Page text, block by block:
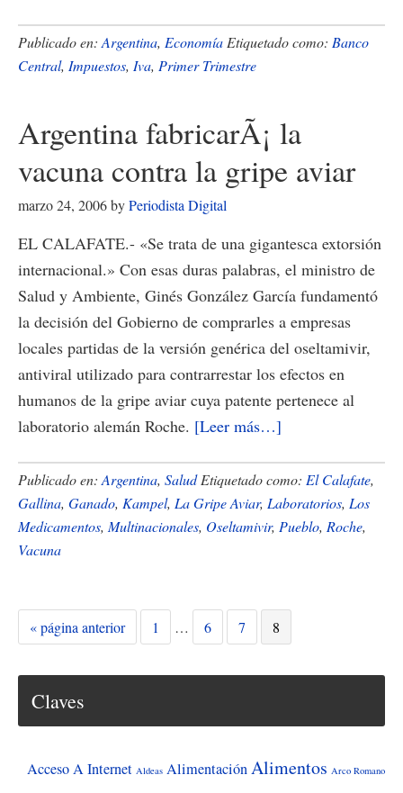
La
recaudaciÃ³n
subiÃ³
un
24,9%
en
Publicado en: Argentina, Economía Etiquetado como: Banco
Central, Impuestos, Iva, Primer Trimestre
Argentina fabricarÃ¡ la
vacuna contra la gripe aviar
marzo 24, 2006byPeriodista Digital
EL CALAFATE.- «Se trata de una gigantesca extorsión
internacional.» Con esas duras palabras, el ministro de
Salud y Ambiente, Ginés González García fundamentó
la decisión del Gobierno de comprarles a empresas
locales partidas de la versión genérica del oseltamivir,
antiviral utilizado para contrarrestar los efectos en
humanos de la gripe aviar cuya patente pertenece al
laboratorio alemán Roche. [Leer más…]
Argentina
fabricarÃ¡
la
la
Publicado en: Argentina, Salud Etiquetado como: El Calafate,
Gallina, Ganado, Kampel, La Gripe Aviar, Laboratorios, Los
Medicamentos, Multinacionales, Oseltamivir, Pueblo, Roche,
Vacuna
«Ir
a
la
página anterior Página
1
Páginas
intermedias
omitidas
… Página
6 Página
7 Página
8
Claves
Acceso A Internet Aldeas AlimentaciónAlimentos Arco Romano